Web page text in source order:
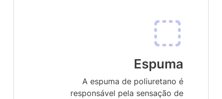
Espuma
A espuma de poliuretano é
responsável pela sensação de